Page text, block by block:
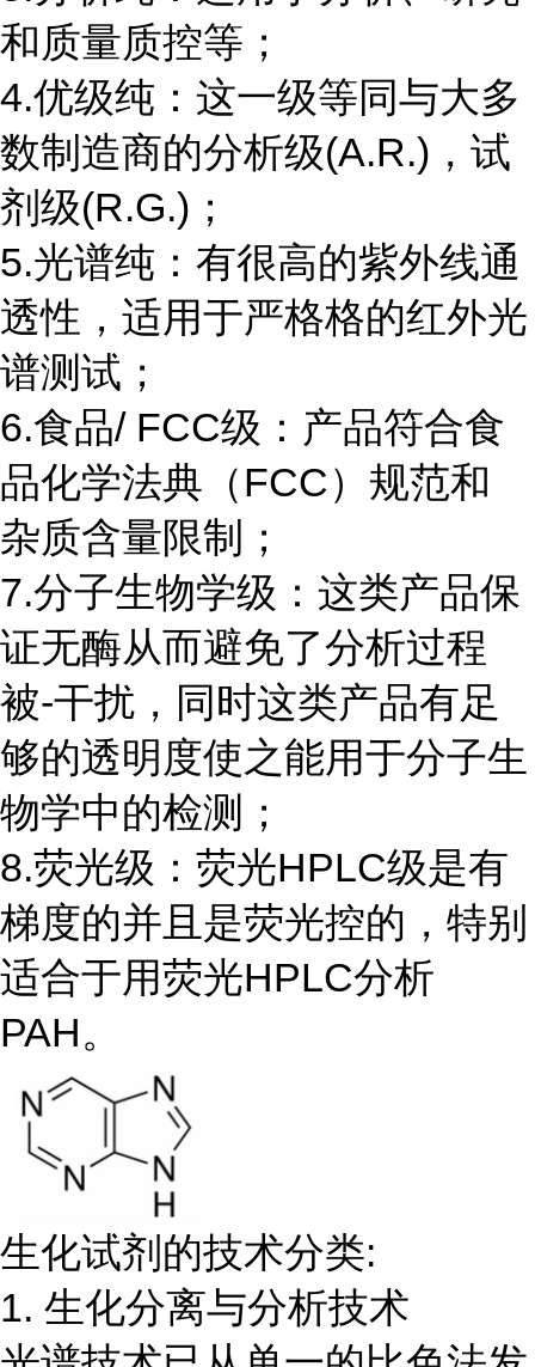
和质量质控等；
4.优级纯：这一级等同与大多
数制造商的分析级(A.R.)，试
剂级(R.G.)；
5.光谱纯：有很高的紫外线通
透性，适用于严格格的红外光
谱测试；
6.食品/ FCC级：产品符合食
品化学法典（FCC）规范和
杂质含量限制；
7.分子生物学级：这类产品保
证无酶从而避免了分析过程
被-干扰，同时这类产品有足
够的透明度使之能用于分子生
物学中的检测；
8.荧光级：荧光HPLC级是有
梯度的并且是荧光控的，特别
适合于用荧光HPLC分析
PAH。
生化试剂的技术分类:
1. 生化分离与分析技术